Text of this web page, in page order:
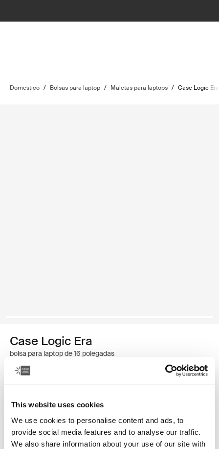
This website uses cookies
We use cookies to personalise content and ads, to
provide social media features and to analyse our traffic.
We also share information about your use of our site with
Doméstico / Bolsas para laptop / Maletas para laptops / Case Logic Era
Case Logic Era
bolsa para laptop de 16 polegadas
R$ 559,00
Cor
Case Logic Era 16" Laptop Bag Preto obsidiana (selected)